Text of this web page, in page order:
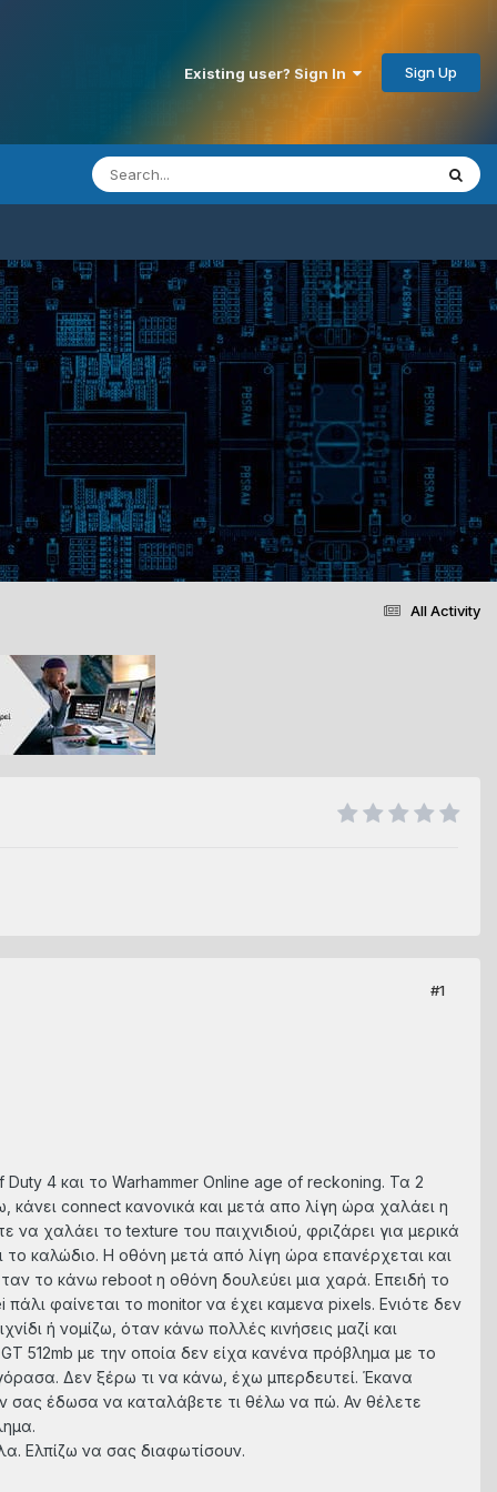
Existing user? Sign In Sign Up
All Activity
#1
Duty 4 και το Warhammer Online age of reckoning. Τα 2
connect κανονικά και μετά απο λίγη ώρα χαλάει η
χαλάει το texture του παιχνιδιού, φριζάρει για μερικά
το καλώδιο. Η οθόνη μετά από λίγη ώρα επανέρχεται και
το κάνω reboot η οθόνη δουλεύει μια χαρά. Επειδή το
φαίνεται το monitor να έχει καμενα pixels. Ενιότε δεν
ή νομίζω, όταν κάνω πολλές κινήσεις μαζί και
512mb με την οποία δεν είχα κανένα πρόβλημα με το
Δεν ξέρω τι να κάνω, έχω μπερδευτεί. Έκανα
έδωσα να καταλάβετε τι θέλω να πώ. Αν θέλετε
Ελπίζω να σας διαφωτίσουν.